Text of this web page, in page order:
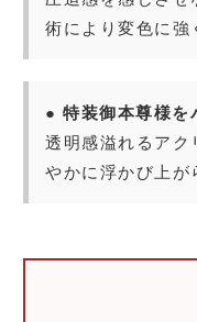
術により変色に強
● 特装御本尊様を
透明感溢れるアク
やかに浮かび上が